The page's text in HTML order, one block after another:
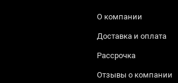
О компании
Доставка и оплата
Рассрочка
Отзывы о компании